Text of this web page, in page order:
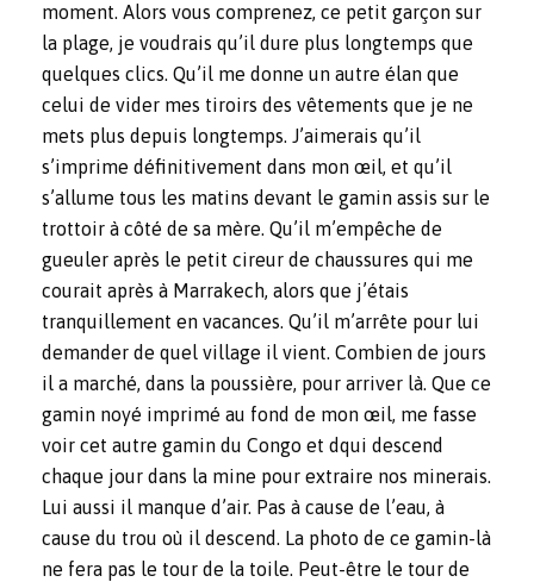
moment. Alors vous comprenez, ce petit garçon sur
la plage, je voudrais qu’il dure plus longtemps que
quelques clics. Qu’il me donne un autre élan que
celui de vider mes tiroirs des vêtements que je ne
mets plus depuis longtemps. J’aimerais qu’il
s’imprime définitivement dans mon œil, et qu’il
s’allume tous les matins devant le gamin assis sur le
trottoir à côté de sa mère. Qu’il m’empêche de
gueuler après le petit cireur de chaussures qui me
courait après à Marrakech, alors que j’étais
tranquillement en vacances. Qu’il m’arrête pour lui
demander de quel village il vient. Combien de jours
il a marché, dans la poussière, pour arriver là. Que ce
gamin noyé imprimé au fond de mon œil, me fasse
voir cet autre gamin du Congo et dqui descend
chaque jour dans la mine pour extraire nos minerais.
Lui aussi il manque d’air. Pas à cause de l’eau, à
cause du trou où il descend. La photo de ce gamin-là
ne fera pas le tour de la toile. Peut-être le tour de